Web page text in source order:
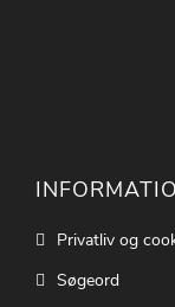
Privatliv og
Søgeord